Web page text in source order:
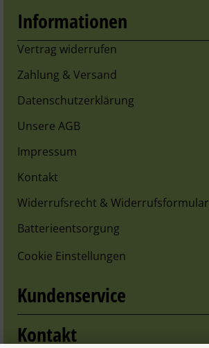
Informationen
Vertrag widerrufen
Zahlung & Versand
Datenschutzerklärung
Unsere AGB
Impressum
Kontakt
Widerrufsrecht & Widerrufsformular
Batterieentsorgung
Cookie Einstellungen
Kundenservice
Kontakt